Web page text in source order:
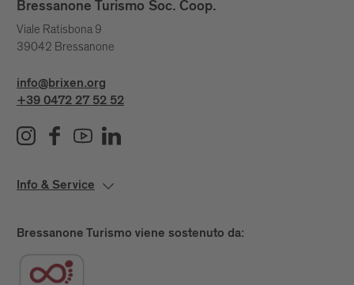
Bressanone Turismo Soc. Coop.
Viale Ratisbona 9
39042 Bressanone
info@brixen.org
+39 0472 27 52 52
Info & Service
Bressanone Turismo viene sostenuto da: